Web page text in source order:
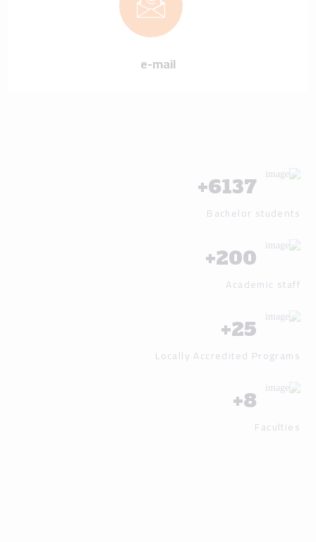
e-mail
6137
+
Bachelor students
200
+
Academic staff
25
+
Locally Accredited Programs
8
+
Faculties